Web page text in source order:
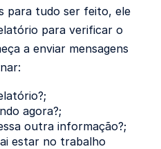
para tudo ser feito, ele
para verificar o
a enviar mensagens
agora?;
outra informação?;
estar no trabalho